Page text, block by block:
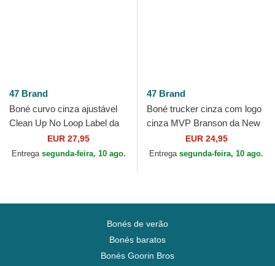
47 Brand
Boné curvo cinza ajustável
Clean Up No Loop Label da
New York Yankees MLB da
47 Brand
EUR 27,95
Entrega segunda-feira, 10 ago.
47 Brand
Boné trucker cinza com logo
cinza MVP Branson da New
York Yankees MLB da 47
Brand
EUR 24,95
Entrega segunda-feira, 10 ago.
Bonés de verão
Bonés baratos
Bonés Goorin Bros